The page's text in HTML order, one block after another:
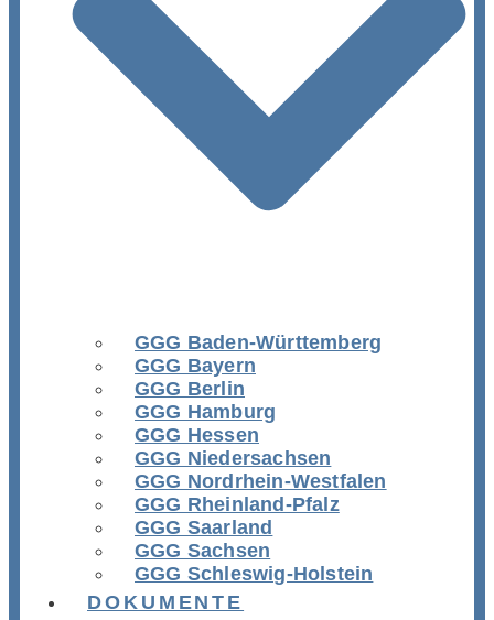
GGG Baden-Württemberg
GGG Bayern
GGG Berlin
GGG Hamburg
GGG Hessen
GGG Niedersachsen
GGG Nordrhein-Westfalen
GGG Rheinland-Pfalz
GGG Saarland
GGG Sachsen
GGG Schleswig-Holstein
DOKUMENTE